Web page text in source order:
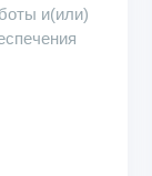
и(или)